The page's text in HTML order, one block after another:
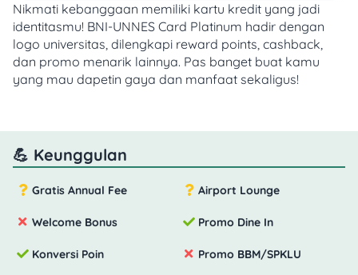
Nikmati kebanggaan memiliki kartu kredit yang jadi
identitasmu! BNI-UNNES Card Platinum hadir dengan
logo universitas, dilengkapi reward points, cashback,
dan promo menarik lainnya. Pas banget buat kamu
yang mau dapetin gaya dan manfaat sekaligus!
💪 Keunggulan
Gratis Annual Fee
Welcome Bonus
Konversi Poin
Airport Lounge
Promo Dine In
Promo BBM/SPKLU